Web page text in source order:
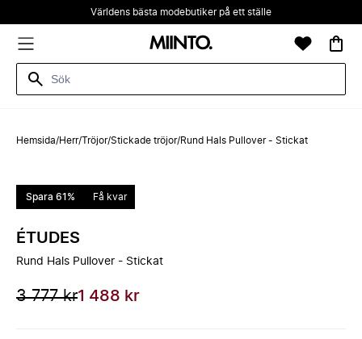
Världens bästa modebutiker på ett ställe
Hemsida/Herr/Tröjor/Stickade tröjor/Rund Hals Pullover - Stickat
Spara 61% Få kvar
ÉTUDES
Rund Hals Pullover - Stickat
3 777 kr1 488 kr